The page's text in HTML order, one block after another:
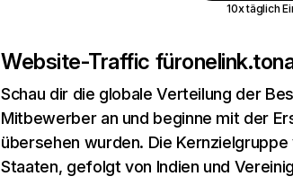
10x täglich
Website-Traffic füronelink.to
Schau dir die globale Verteilung der
Mitbewerber an und beginne mit der
übersehen wurden. Die
Staaten, gefolgt von Indien und